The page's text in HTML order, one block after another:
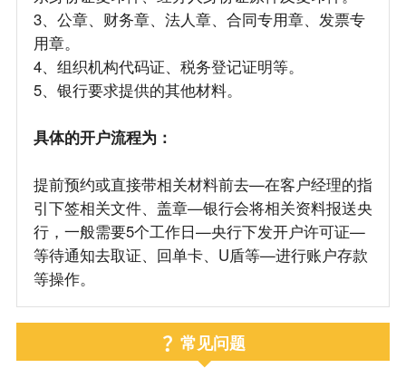
3、公章、财务章、法人章、合同专用章、发票专
用章。
4、组织机构代码证、税务登记证明等。
5、银行要求提供的其他材料。
具体的开户流程为：
提前预约或直接带相关材料前去—在客户经理的指
引下签相关文件、盖章—银行会将相关资料报送央
行，一般需要5个工作日—央行下发开户许可证—
等待通知去取证、回单卡、U盾等—进行账户存款
等操作。
常见问题